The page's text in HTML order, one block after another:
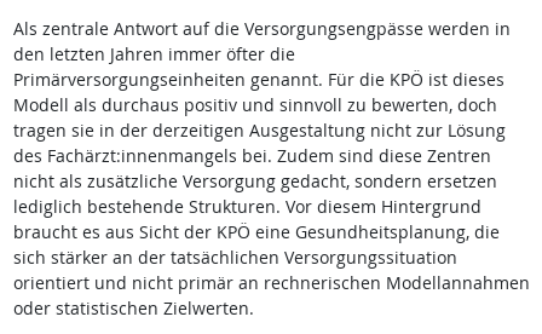
Als zentrale Antwort auf die Versorgungsengpässe werden in
den letzten Jahren immer öfter die
Primärversorgungseinheiten genannt. Für die KPÖ ist dieses
Modell als durchaus positiv und sinnvoll zu bewerten, doch
tragen sie in der derzeitigen Ausgestaltung nicht zur Lösung
des Fachärzt:innenmangels bei. Zudem sind diese Zentren
nicht als zusätzliche Versorgung gedacht, sondern ersetzen
lediglich bestehende Strukturen. Vor diesem Hintergrund
braucht es aus Sicht der KPÖ eine Gesundheitsplanung, die
sich stärker an der tatsächlichen Versorgungssituation
orientiert und nicht primär an rechnerischen Modellannahmen
oder statistischen Zielwerten.